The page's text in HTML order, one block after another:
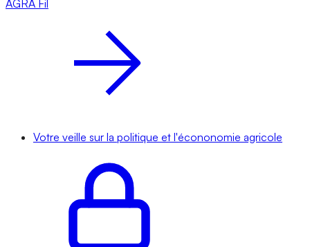
AGRA Fil
Votre veille sur la politique et l'écononomie agricole